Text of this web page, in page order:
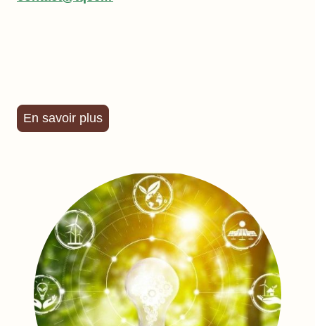
En savoir plus